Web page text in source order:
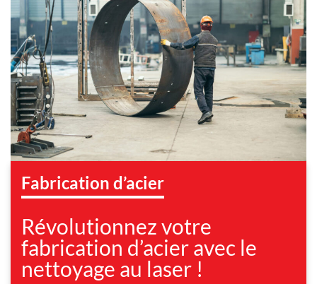
Fabrication d’acier
Révolutionnez votre
fabrication d’acier avec le
nettoyage au laser !